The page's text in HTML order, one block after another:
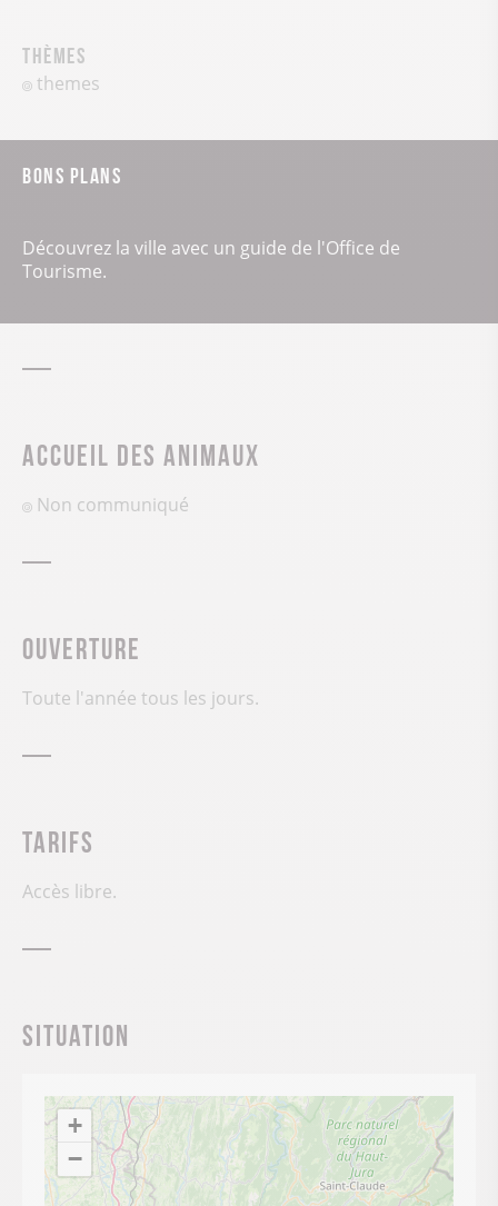
Thèmes
themes
Bons plans
Découvrez la ville avec un guide de l'Office de
Tourisme.
Accueil des animaux
Non communiqué
Ouverture
Toute l'année tous les jours.
Tarifs
Accès libre.
Situation
+
−